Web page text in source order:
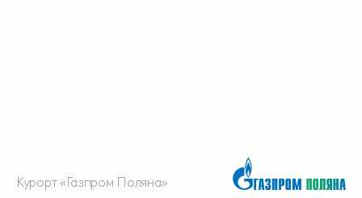
Курорт «Газпром Поляна»